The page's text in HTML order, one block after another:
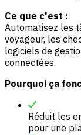
Ce que c'est :
Automatisez les
voyageur, les
logiciels de
connectées.
Pourquoi ça
Réduit les
pour une